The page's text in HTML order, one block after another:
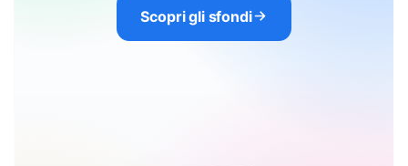
Scopri gli sfondi